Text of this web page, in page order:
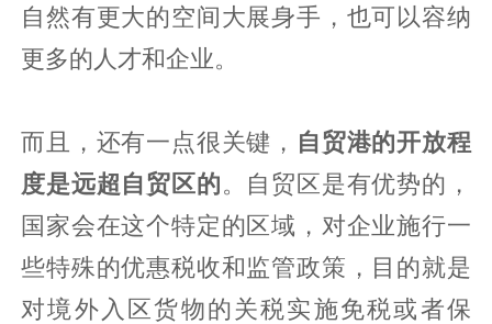
自然有更大的空间大展身手，也可以容纳
更多的人才和企业。
而且，还有一点很关键， 自贸港的开放程
度是远超自贸区的。自贸区是有优势的，
国家会在这个特定的区域，对企业施行一
些特殊的优惠税收和监管政策，目的就是
对境外入区货物的关税实施免税或者保